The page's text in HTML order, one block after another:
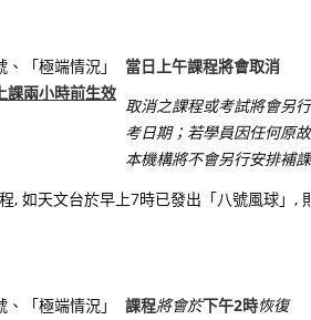
「極端情況」
課兩小時前生效
當日上午課程將會取消
取消之課程或考試將會另
考日期；若學員因任何原
本機構將不會另行安排補
, 如天文台於早上7時已發出「八號風球」,
「極端情況」
課程將會於下午2時恢復